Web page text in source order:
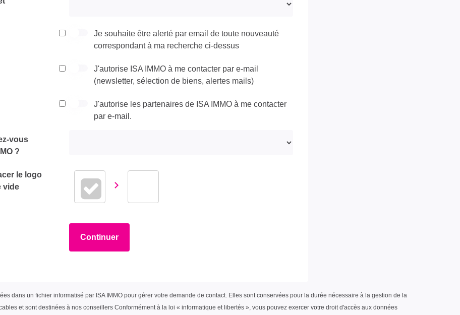
Je souhaite être alerté par email de toute nouveauté
correspondant à ma recherche ci-dessus
J'autorise ISA IMMO à me contacter par e-mail
(newsletter, sélection de biens, alertes mails)
J'autorise les partenaires de ISA IMMO à me contacter
par e-mail.
vous
?
le logo
vide
Continuer
dans un fichier informatisé par ISA IMMO pour gérer votre demande de contact. Elles sont conservées pour la durée nécessaire à la gestion de la
et sont destinées à nos conseillers Conformément à la loi « informatique et libertés », vous pouvez exercer votre droit d'accès aux données